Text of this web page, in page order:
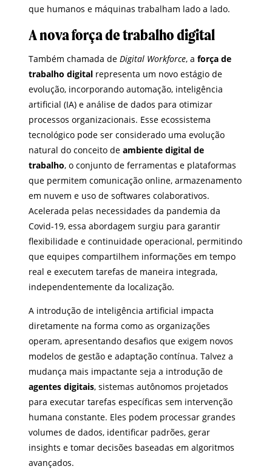
que humanos e máquinas trabalham lado a lado.
A nova força de trabalho digital
Também chamada deDigital Workforce, aforça de
trabalho digital representa um novo estágio de
evolução, incorporando automação, inteligência
artificial (IA) e análise de dados para otimizar
processos organizacionais. Esse ecossistema
tecnológico pode ser considerado uma evolução
natural do conceito deambiente digital de
trabalho, o conjunto de ferramentas e plataformas
que permitem comunicação online, armazenamento
em nuvem e uso de softwares colaborativos.
Acelerada pelas necessidades da pandemia da
Covid-19, essa abordagem surgiu para garantir
flexibilidade e continuidade operacional, permitindo
que equipes compartilhem informações em tempo
real e executem tarefas de maneira integrada,
independentemente da localização.
A introdução de inteligência artificial impacta
diretamente na forma como as organizações
operam, apresentando desafios que exigem novos
modelos de gestão e adaptação contínua. Talvez a
mudança mais impactante seja a introdução de
agentes digitais, sistemas autônomos projetados
para executar tarefas específicas sem intervenção
humana constante. Eles podem processar grandes
volumes de dados, identificar padrões, gerar
insights e tomar decisões baseadas em algoritmos
avançados.